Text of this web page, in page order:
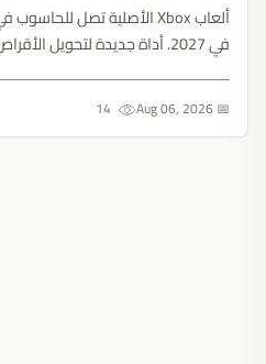
في 2027. أداة جديدة لتحويل
📅 Aug 06, 2026